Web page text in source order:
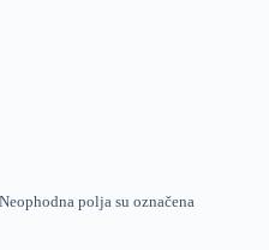
Neophodna polja su označena